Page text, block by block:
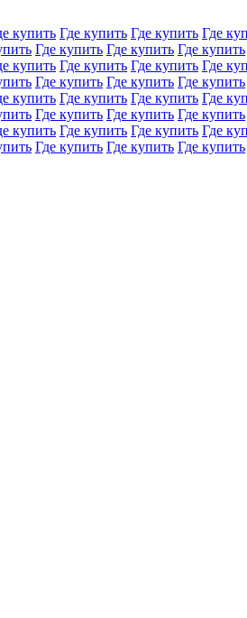
купить Где купить Где купить Где
Где купить Где купить Где купить
купить Где купить Где купить Где
Где купить Где купить Где купить
купить Где купить Где купить Где
Где купить Где купить Где купить
купить Где купить Где купить Где
Где купить Где купить Где купить